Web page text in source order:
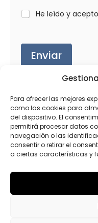
Para ofrecer las mejores
como las cookies para
del dispositivo. El
permitirá procesar datos
navegación o las
consentir o retirar el
a ciertas características y
o
n
l
n
i
c
o
L
O
*
He leído y
Enviar
Productos